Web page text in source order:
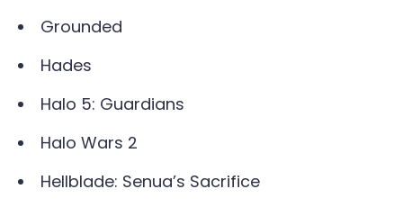
Grounded
Hades
Halo 5: Guardians
Halo Wars 2
Hellblade: Senua’s Sacrifice